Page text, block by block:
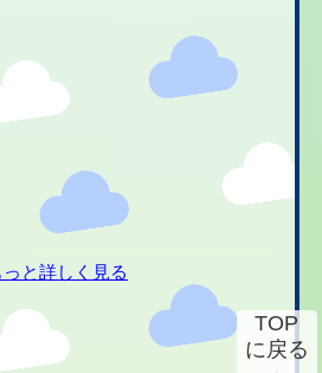
っと詳しく見る
TOP
に戻る